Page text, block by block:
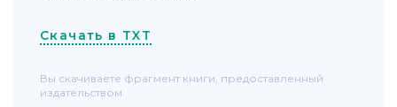
Скачать в TXT
Вы скачиваете фрагмент книги, предоставленный
издательством